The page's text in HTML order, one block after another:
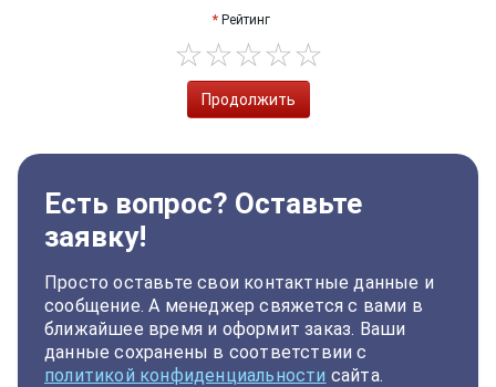
Рейтинг
Продолжить
Есть вопрос? Оставьте
заявку!
Просто оставьте свои контактные данные и
сообщение. А менеджер свяжется с вами в
ближайшее время и оформит заказ. Ваши
данные сохранены в соответствии с
политикой конфиденциальности сайта.